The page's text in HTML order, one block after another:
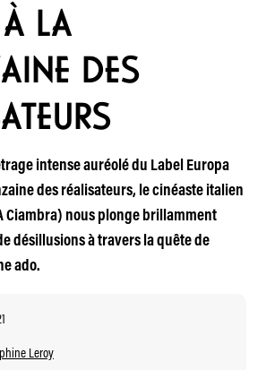
LA
DES
intense auréolé du Label Europa
des réalisateurs, le cinéaste italien
Ciambra) nous plonge brillamment
désillusions à travers la quête de
ado.
Leroy